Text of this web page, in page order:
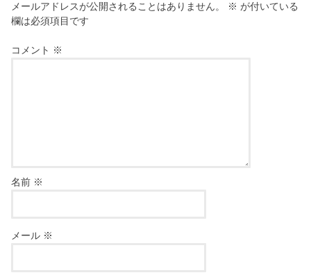
メールアドレスが公開されることはありません。 ※ が付いている
欄は必須項目です
コメント ※
名前 ※
メール ※